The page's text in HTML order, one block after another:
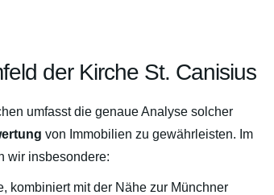
der Kirche St. Canisius
umfasst die genaue Analyse solcher
von Immobilien zu gewährleisten. Im
wir insbesondere:
kombiniert mit der Nähe zur Münchner